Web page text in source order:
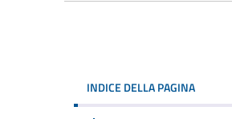
INDICE DELLA PAGINA